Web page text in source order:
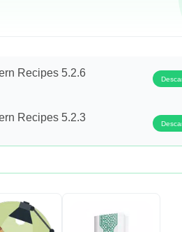
Recipes 5.2.6
Recipes 5.2.3